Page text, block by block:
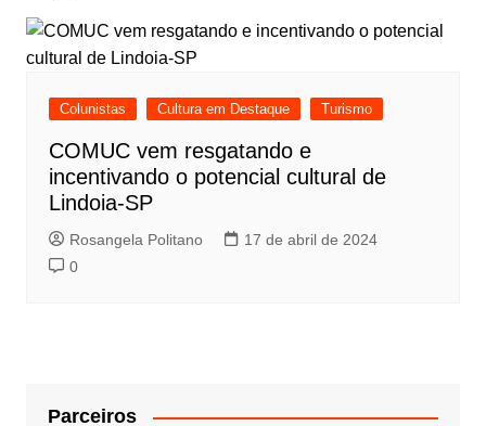
Colunistas Cultura em Destaque Turismo
COMUC vem resgatando e
incentivando o potencial cultural de
Lindoia-SP
Rosangela Politano
17 de abril de 2024
0
Parceiros